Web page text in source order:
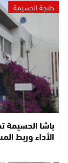
طنجة الحسيمة
باشا الحسيمة
الأداء وربط